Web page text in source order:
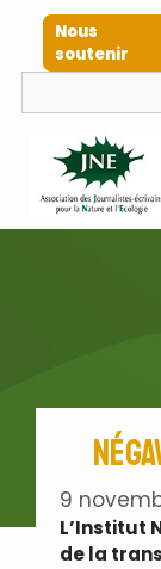
contenu
Nous
soutenir
9
L’Institut
de la